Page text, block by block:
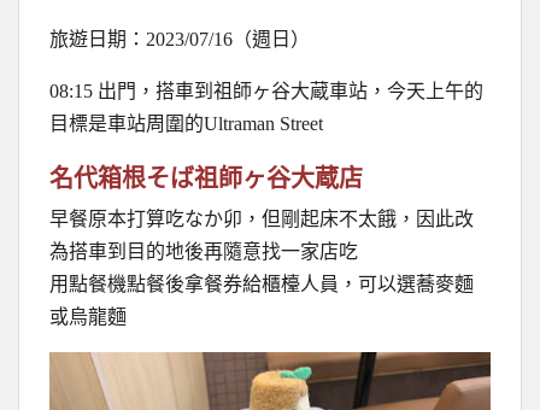
旅遊日期：2023/07/16（週日）
08:15 出門，搭車到祖師ヶ谷大蔵車站，今天上午的
目標是車站周圍的Ultraman Street
名代箱根そば祖師ヶ谷大蔵店
早餐原本打算吃なか卯，但剛起床不太餓，因此改
為搭車到目的地後再隨意找一家店吃
用點餐機點餐後拿餐券給櫃檯人員，可以選蕎麥麵
或烏龍麵